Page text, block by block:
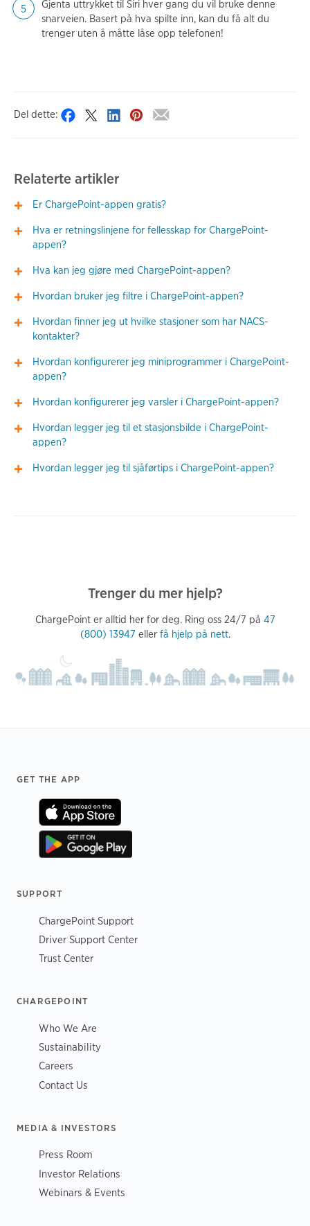
Gjenta uttrykket til Siri hver gang du vil bruke denne
snarveien. Basert på hva spilte inn, kan du få alt du
trenger uten å måtte låse opp telefonen!
Del dette:
Relaterte artikler
Er ChargePoint-appen gratis?
Hva er retningslinjene for fellesskap for ChargePoint-
appen?
Hva kan jeg gjøre med ChargePoint-appen?
Hvordan bruker jeg filtre i ChargePoint-appen?
Hvordan finner jeg ut hvilke stasjoner som har NACS-
kontakter?
Hvordan konfigurerer jeg miniprogrammer i ChargePoint-
appen?
Hvordan konfigurerer jeg varsler i ChargePoint-appen?
Hvordan legger jeg til et stasjonsbilde i ChargePoint-
appen?
Hvordan legger jeg til sjåførtips i ChargePoint-appen?
Trenger du mer hjelp?
ChargePoint er alltid her for deg. Ring oss 24/7 på 47
(800) 13947 eller få hjelp på nett.
Footer
GET THE APP
SUPPORT
ChargePoint Support
Driver Support Center
Trust Center
CHARGEPOINT
Who We Are
Sustainability
Careers
Contact Us
MEDIA & INVESTORS
Press Room
Investor Relations
Webinars & Events